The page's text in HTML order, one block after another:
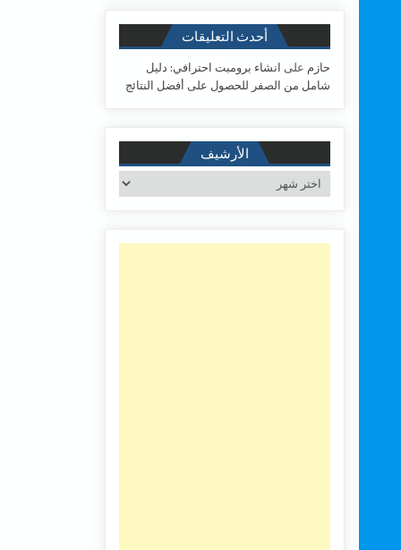
أحدث التعليقات
حازم على انشاء برومبت احترافي: دليل
شامل من الصفر للحصول على أفضل النتائج
الأرشيف
الأرشيف